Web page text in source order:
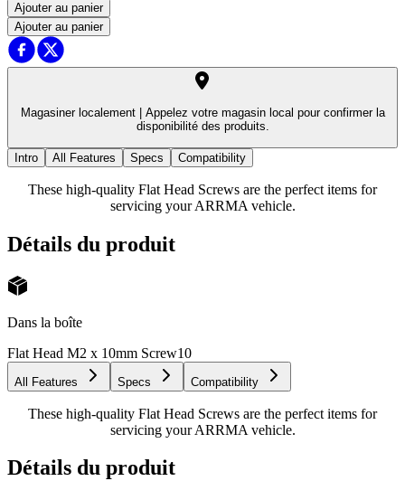
Ajouter au panier
Ajouter au panier
Magasiner localement |
Appelez votre magasin local pour confirmer la
disponibilité des produits.
Intro All Features Specs Compatibility
These high-quality Flat Head Screws are the perfect items for
servicing your ARRMA vehicle.
Détails du produit
Dans la boîte
Flat Head M2 x 10mm Screw10
All Features Specs Compatibility
These high-quality Flat Head Screws are the perfect items for
servicing your ARRMA vehicle.
Détails du produit